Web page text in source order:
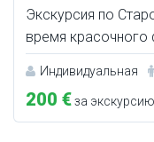
Экскурсия по
время красочного
Индивидуальная
200 €за экскурсию